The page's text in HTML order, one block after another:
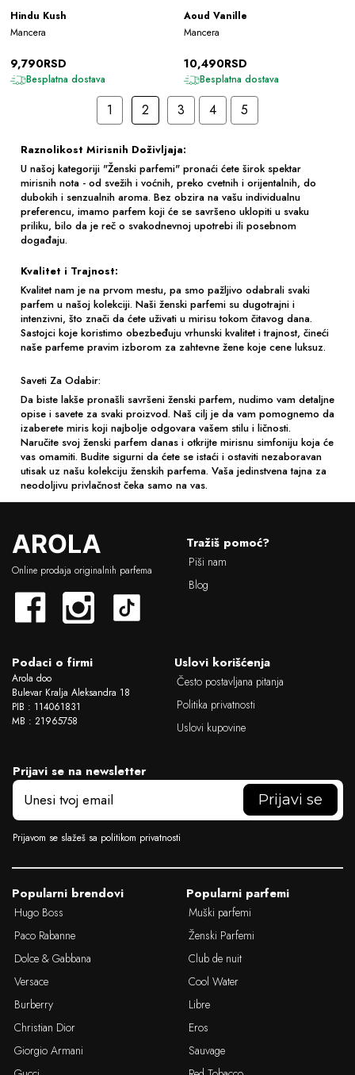
Hindu Kush
Mancera
9,790RSD
Besplatna dostava
Aoud Vanille
Mancera
10,490RSD
Besplatna dostava
1 2 3 4 5
Raznolikost Mirisnih Doživljaja:
U našoj kategoriji "Ženski parfemi" pronaći ćete širok spektar
mirisnih nota - od svežih i voćnih, preko cvetnih i orijentalnih, do
dubokih i senzualnih aroma. Bez obzira na vašu individualnu
preferencu, imamo parfem koji će se savršeno uklopiti u svaku
priliku, bilo da je reč o svakodnevnoj upotrebi ili posebnom
događaju.
Kvalitet i Trajnost:
Kvalitet nam je na prvom mestu, pa smo pažljivo odabrali svaki
parfem u našoj kolekciji. Naši ženski parfemi su dugotrajni i
intenzivni, što znači da ćete uživati u mirisu tokom čitavog dana.
Sastojci koje koristimo obezbeđuju vrhunski kvalitet i trajnost, čineći
naše parfeme pravim izborom za zahtevne žene koje cene luksuz.
Saveti Za Odabir:
Da biste lakše pronašli savršeni ženski parfem, nudimo vam detaljne
opise i savete za svaki proizvod. Naš cilj je da vam pomognemo da
izaberete miris koji najbolje odgovara vašem stilu i ličnosti.
Naručite svoj ženski parfem danas i otkrijte mirisnu simfoniju koja će
vas omamiti. Budite sigurni da ćete se istaći i ostaviti nezaboravan
utisak uz našu kolekciju ženskih parfema. Vaša jedinstvena tajna za
neodoljivu privlačnost čeka samo na vas.
L
o
g
Online prodaja originalnih parfema
Tražiš pomoć?
Piši nam
Blog
Podaci o firmi
Arola doo
Bulevar Kralja Aleksandra 18
PIB : 114061831
MB : 21965758
Uslovi korišćenja
Često postavljana pitanja
Politika privatnosti
Uslovi kupovine
Prijavi se na newsletter
E
a
iPrijavom se slažeš sa politikom privatnosti
Popularni brendovi
Hugo Boss
Paco Rabanne
Dolce & Gabbana
Versace
Burberry
Christian Dior
Giorgio Armani
Popularni parfemi
Muški parfemi
Ženski Parfemi
Club de nuit
Cool Water
Libre
Eros
Sauvage